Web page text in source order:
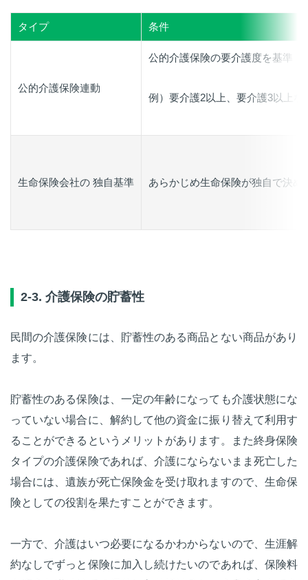
タイプ 条件
公的介護保険連動
公的介護保険の要介護度を基準
例）要介護2以上、要介護3以上な
生命保険会社の 独自基準 あらかじめ生命保険が独自で決め
2-3. 介護保険の貯蓄性
民間の介護保険には、貯蓄性のある商品とない商品があり
ます。
貯蓄性のある保険は、一定の年齢になっても介護状態にな
っていない場合に、解約して他の資金に振り替えて利用す
ることができるというメリットがあります。また終身保険
タイプの介護保険であれば、介護にならないまま死亡した
場合には、遺族が死亡保険金を受け取れますので、生命保
険としての役割を果たすことができます。
一方で、介護はいつ必要になるかわからないので、生涯解
約なしでずっと保険に加入し続けたいのであれば、保険料